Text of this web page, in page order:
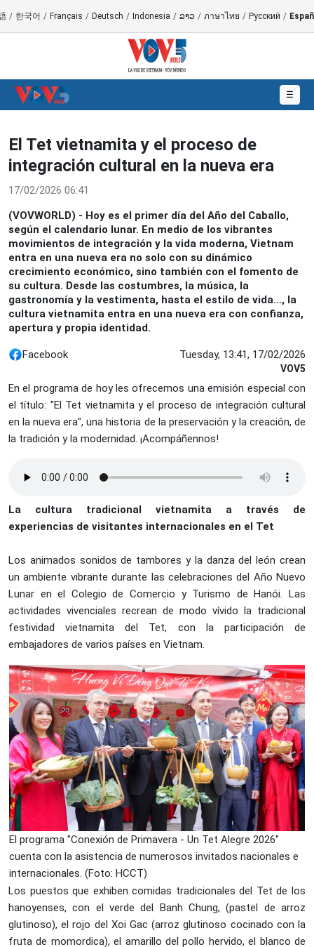
/ 한국어 / Français / Deutsch / Indonesia / ລາວ / ภาษาไทย / Русский /
☰
El Tet vietnamita y el proceso de
integración cultural en la nueva era
17/02/2026 06:41
(VOVWORLD) - Hoy es el primer día del Año del Caballo,
según el calendario lunar. En medio de los vibrantes
movimientos de integración y la vida moderna, Vietnam
entra en una nueva era no solo con su dinámico
crecimiento económico, sino también con el fomento de
su cultura. Desde las costumbres, la música, la
gastronomía y la vestimenta, hasta el estilo de vida…, la
cultura vietnamita entra en una nueva era con confianza,
apertura y propia identidad.
Facebook Tuesday, 13:41, 17/02/2026
VOV5
En el programa de hoy les ofrecemos una emisión especial con
el título: "El Tet vietnamita y el proceso de integración cultural
en la nueva era", una historia de la preservación y la creación, de
la tradición y la modernidad. ¡Acompáñennos!
La cultura tradicional vietnamita a través de
experiencias de visitantes internacionales en el Tet
Los animados sonidos de tambores y la danza del león crean
un ambiente vibrante durante las celebraciones del Año Nuevo
Lunar en el Colegio de Comercio y Turismo de Hanói. Las
actividades vivenciales recrean de modo vívido la tradicional
festividad vietnamita del Tet, con la participación de
embajadores de varios países en Vietnam.
El programa "Conexión de Primavera - Un Tet Alegre 2026"
cuenta con la asistencia de numerosos invitados nacionales e
internacionales. (Foto: HCCT)
Los puestos que exhiben comidas tradicionales del Tet de los
hanoyenses, con el verde del Banh Chung, (pastel de arroz
glutinoso), el rojo del Xoi Gac (arroz glutinoso cocinado con la
fruta de momordica), el amarillo del pollo hervido, el blanco de